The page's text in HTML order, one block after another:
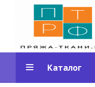
Каталог